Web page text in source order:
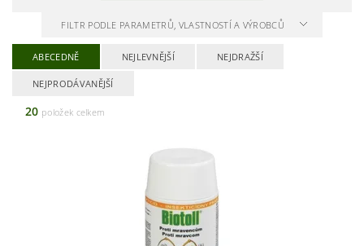
FILTR PODLE PARAMETRŮ, VLASTNOSTÍ A VÝROBCŮ
ABECEDNĚ NEJLEVNĚJŠÍ NEJDRAŽŠÍ
NEJPRODÁVANĚJŠÍ
20 položek celkem